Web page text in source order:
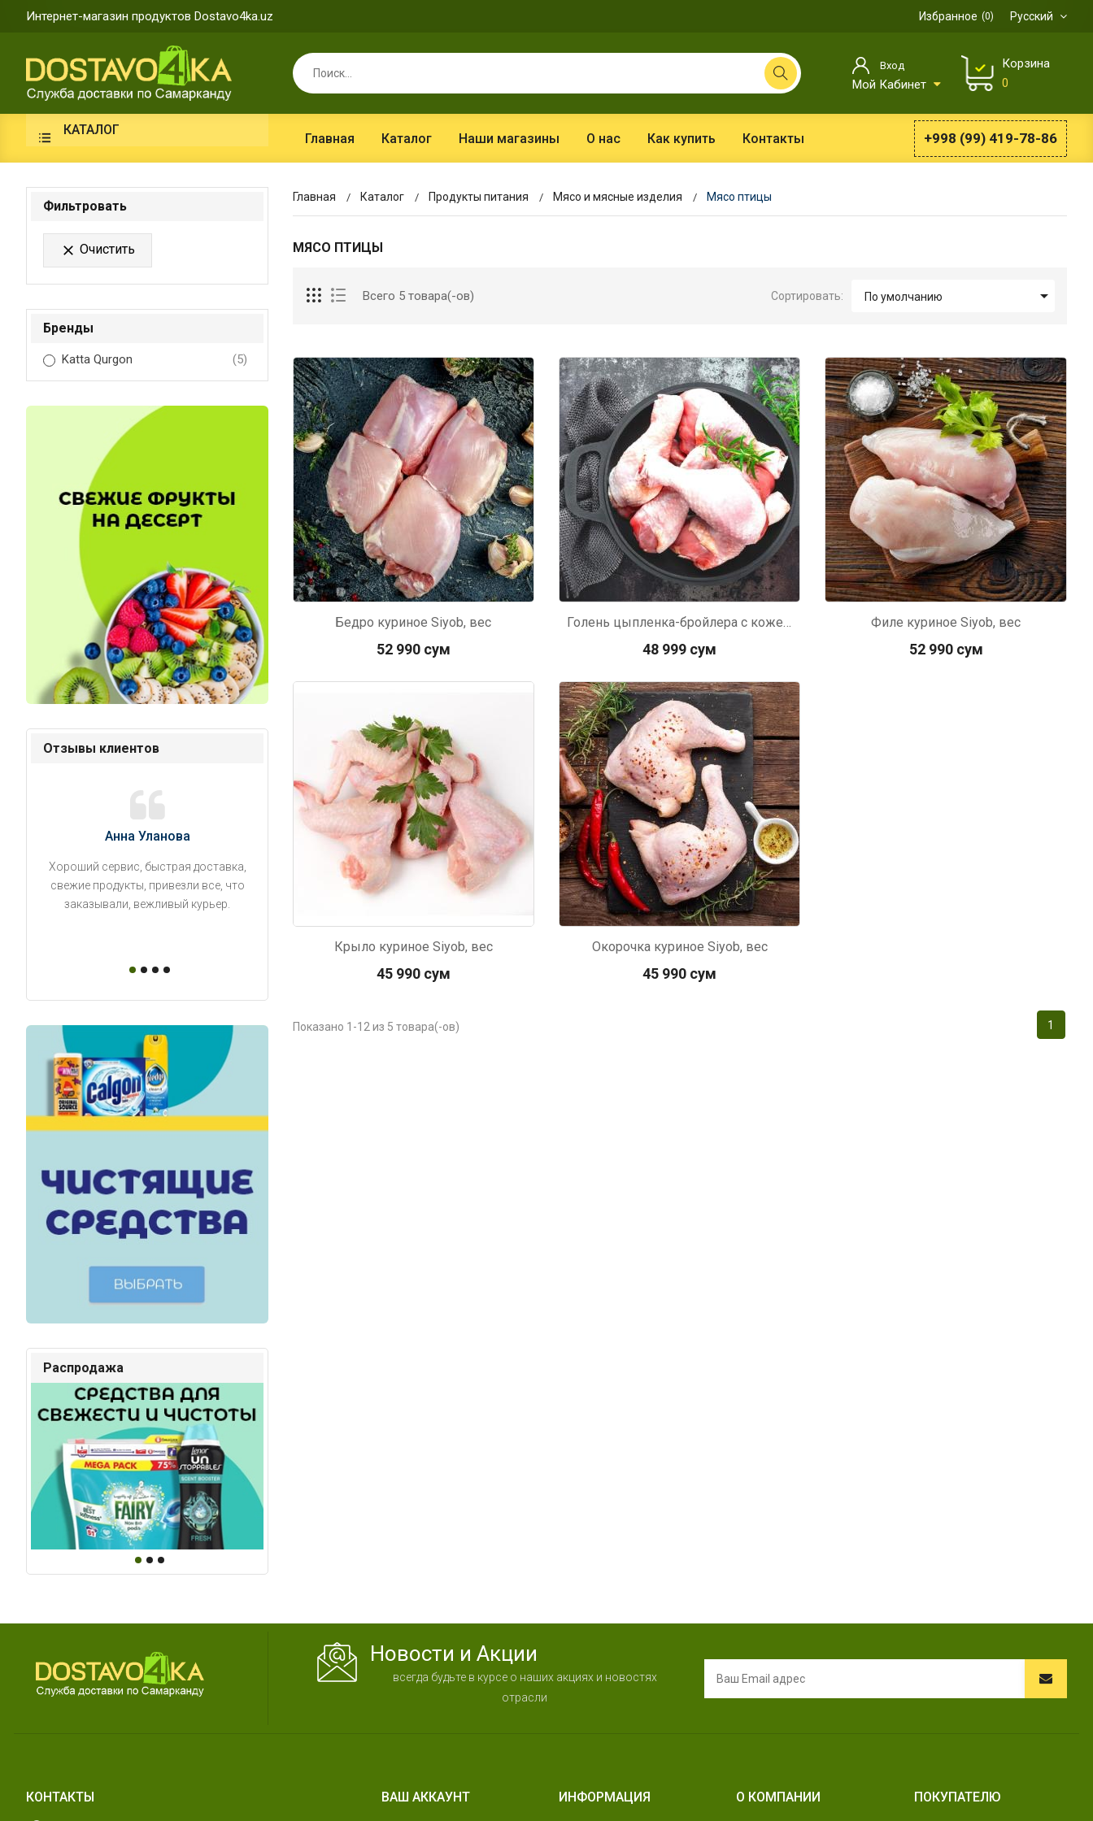
Интернет-магазин продуктов Dostavo4ka.uz Русский
Избранное 0
Вход
Мой Кабинет
Корзина
0
КАТАЛОГ
Главная Каталог Наши магазины О нас Как купить Контакты +998 (99) 419-78-86
Фильтровать
 Очистить
Бренды
Katta Qurgon (5)
Отзывы клиентов
Анна Уланова
Хороший сервис, быстрая доставка,
свежие продукты, привезли все, что
заказывали, вежливый курьер.
Александр П.
Продукты привезли в указанное
время. Занесли на 5 этаж без лифта,
упаковано, свежее и вкусное.
Ольга Кузяева
Лежу в больнице, сделала заказ, все
привезли раньше назначенного
времени. Курьер Анвар, спасибо ему!
Тимур B.Д.
Вежливый и отзывчивый персонал.
Оформляют заказ и доставляют
максимально быстро. Покупал мясо
и овощи. Мясо свежее. Очень
доволен. Буду покупать ещё.
Распродажа
Главная Каталог Продукты питания Мясо и мясные изделия Мясо птицы
МЯСО ПТИЦЫ
Всего 5 товара(-ов) По умолчанию 
Сортировать:
Бедро куриное Siyob, вес
52 990 сум
Код: 5517
Голень цыпленка-бройлера с кожей Siyob, вес
48 999 сум
Код: 3478
Филе куриное Siyob, вес
52 990 сум
Код: 4510
Крыло куриное Siyob, вес
45 990 сум
Окорочка куриное Siyob, вес
45 990 сум
Показано 1-12 из 5 товара(-ов) 1
Новости и Акции
всегда будьте в курсе о наших акциях и новостях
отрасли
КОНТАКТЫ ВАШ АККАУНТ ИНФОРМАЦИЯ О КОМПАНИИ ПОКУПАТЕЛЮ